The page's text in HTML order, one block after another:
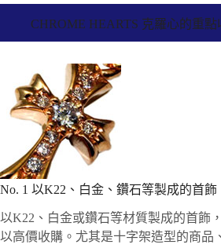
CHROME HEARTS 克羅心的重點
No. 1 以K22、白金、鑽石等製成的首飾
以K22、白金或鑽石等材質製成的首飾
以高價收購。尤其是十字架造型的商品